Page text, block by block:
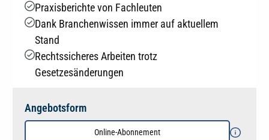
Praxisberichte von Fachleuten
Dank Branchenwissen immer auf aktuellem
Stand
Rechtssicheres Arbeiten trotz
Gesetzesänderungen
Angebotsform
Online-Abonnement